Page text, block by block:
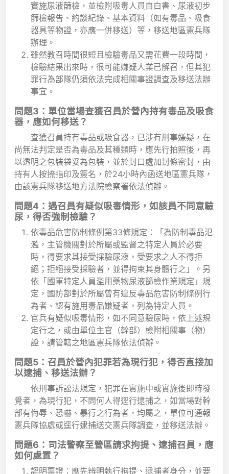
實施尿液篩檢，並檢附吸毒人員自白書、尿液初步
篩檢報告、約談紀錄、基本資料（如有毒品、吸食
器具等物證，亦應一併移送）等，移送地區憲兵隊
辦理。
雖然教召時間很短且檢驗毒品又需花費一段時間，
檢驗結果出來時，很可能嫌疑人業已解召，但其犯
罪行為部隊仍須依法完成相關事證調查及移送法辦
事宜。
問題3：單位當場查獲召員於營內持有毒品及吸食
器，應如何移送？
查獲召員持有毒品或吸食器，已涉有刑事嫌疑，在
尚無法判定是否為毒品及其種類時，應先行拍照後，再
以透明之包裝袋妥為包裝，並於封口處加封條密封，由
持有人按捺指印及簽名，於24小時內函送地區憲兵隊，
由該憲兵隊移送地方法院檢察署依法偵辦。
問題4：遇召員有疑似吸毒情形，如該員不同意驗
尿，得否強制檢驗？
依毒品危害防制條例第33條規定：「為防制毒品氾
濫，主管機關對於所屬或監督之特定人員於必要
時，得要求其接受採驗尿液，受要求之人不得拒
絕；拒絕接受採驗者，並得拘束其身體行之」。另
依「國軍特定人員濫用藥物尿液篩檢作業規定」規
定，國防部對於所屬曾有違反毒品危害防制條例行
為者、認有施用毒品嫌疑者，列為特定人員。
官兵有疑似吸毒情形，如不同意驗尿時，依上述規
定行之，或由單位主官（幹部）檢附相關事（物）
證，請管轄之地區憲兵隊依法偵辦。
問題5：召員於營內犯罪若為現行犯，得否直接加
以逮捕、移送法辦？
依刑事訴訟法規定，犯罪在實施中或實施後即時發
覺者，為現行犯，不問何人得逕行逮捕之，如當場對幹
部有侮辱、恐嚇、暴行之行為者，均屬之，單位可通報
憲兵隊協處或逕行逮捕送交憲兵隊調查，並移送法辦。
問題6：司法警察至營區請求拘提、逮捕召員，應
如何處置？
認明票證：應先辨明執行拘提、逮捕者身分，並要